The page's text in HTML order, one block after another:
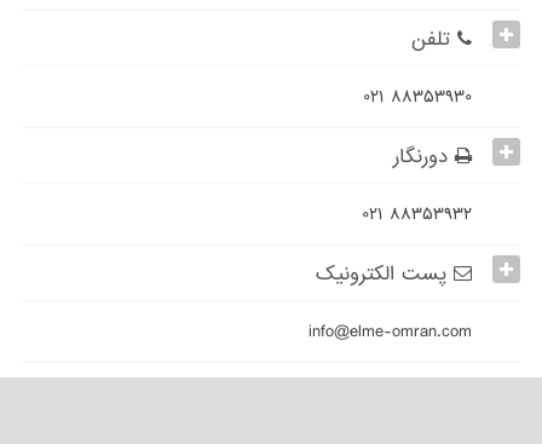
تلفن
۸۸۳۵۳۹۳۰ ۰۲۱
دورنگار
۸۸۳۵۳۹۳۲ ۰۲۱
پست الکترونیک
info@elme-omran.com